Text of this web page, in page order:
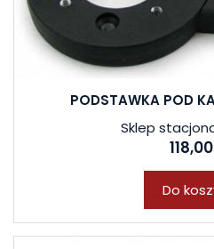
PODSTAWKA POD
Sklep
Do